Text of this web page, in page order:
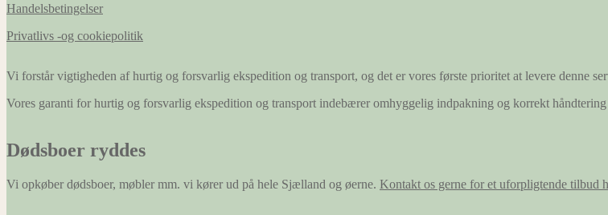
Handelsbetingelser
Privatlivs -og cookiepolitik
Vi forstår vigtigheden af hurtig og forsvarlig ekspedition og transport, og det er vores første prioritet at levere denne
Vores garanti for hurtig og forsvarlig ekspedition og transport indebærer omhyggelig indpakning og korrekt håndtering
Dødsboer ryddes
Vi opkøber dødsboer, møbler mm. vi kører ud på hele Sjælland og øerne. Kontakt os gerne for et uforpligtende tilbud